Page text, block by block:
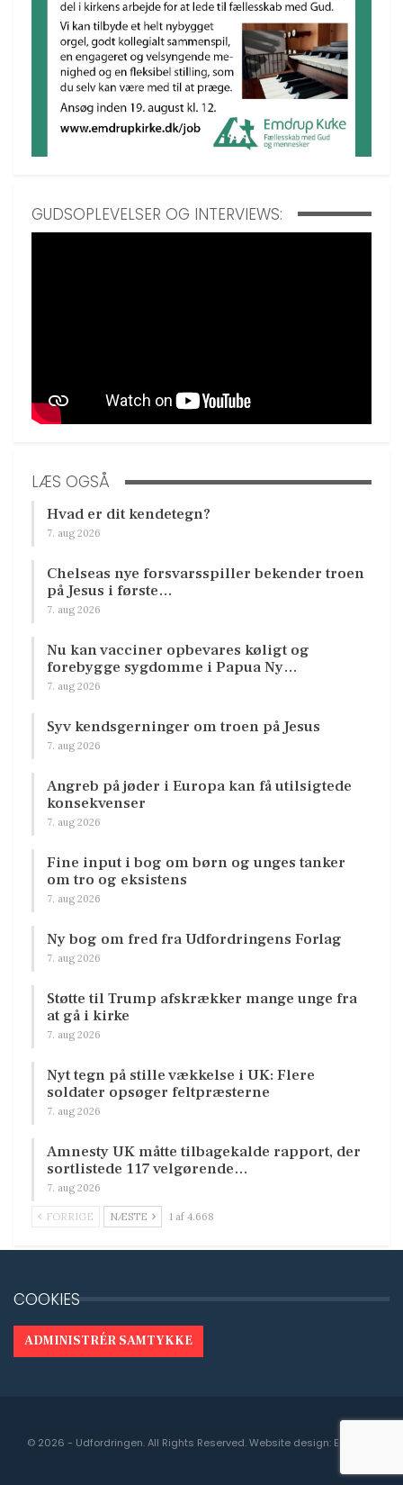
GUDSOPLEVELSER OG INTERVIEWS:
LÆS OGSÅ
Hvad er dit kendetegn?
7. aug 2026
Chelseas nye forsvarsspiller bekender troen
på Jesus i første…
7. aug 2026
Nu kan vacciner opbevares køligt og
forebygge sygdomme i Papua Ny…
7. aug 2026
Syv kendsgerninger om troen på Jesus
7. aug 2026
Angreb på jøder i Europa kan få utilsigtede
konsekvenser
7. aug 2026
Fine input i bog om børn og unges tanker
om tro og eksistens
7. aug 2026
Ny bog om fred fra Udfordringens Forlag
7. aug 2026
Støtte til Trump afskrækker mange unge fra
at gå i kirke
7. aug 2026
Nyt tegn på stille vækkelse i UK: Flere
soldater opsøger feltpræsterne
7. aug 2026
Amnesty UK måtte tilbagekalde rapport, der
sortlistede 117 velgørende…
7. aug 2026
FORRIGE NÆSTE 1 af 4.668
COOKIES
ADMINISTRÉR SAMTYKKE
© 2026 - Udfordringen. All Rights Reserved.Website design: Engedal